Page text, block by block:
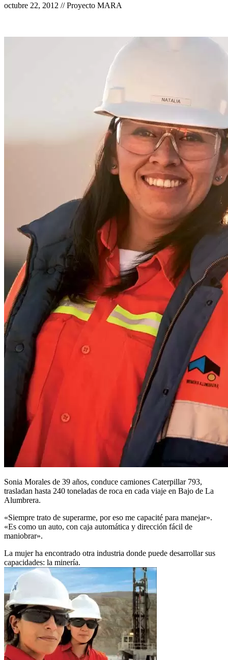
octubre 22, 2012 // Proyecto MARA
Sonia Morales de 39 años, conduce camiones Caterpillar 793,
trasladan hasta 240 toneladas de roca en cada viaje en Bajo de La
Alumbrera.
«Siempre trato de superarme, por eso me capacité para manejar».
«Es como un auto, con caja automática y dirección fácil de
maniobrar».
La mujer ha encontrado otra industria donde puede desarrollar sus
capacidades: la minería.